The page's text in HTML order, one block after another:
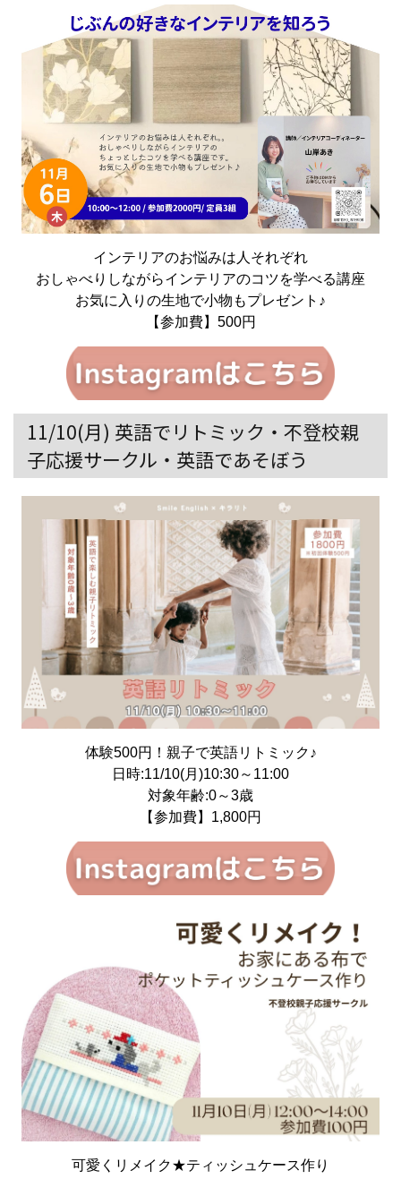
インテリアのお悩みは人それぞれ
おしゃべりしながらインテリアのコツを学べる講座
お気に入りの生地で小物もプレゼント♪
【参加費】500円
11/10(月) 英語でリトミック・不登校親
子応援サークル・英語であそぼう
体験500円！親子で英語リトミック♪
日時:11/10(月)10:30～11:00
対象年齢:0～3歳
【参加費】1,800円
可愛くリメイク★ティッシュケース作り